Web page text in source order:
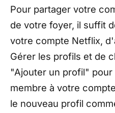
Pour partager votre
de votre foyer, il suffit
votre compte Netflix,
Gérer les profils et de
"Ajouter un profil"
membre à votre
le nouveau profil